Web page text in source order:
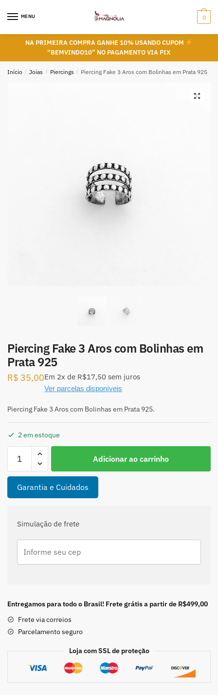
MENU 0
NA PRIMEIRA COMPRA GANHE 10% USANDO CUPOM
“BEMVINDO10” NO PAGAMENTO VIA PIX
Início / Joias / Piercings / Piercing Fake 3 Aros com Bolinhas em Prata 925
Piercing Fake 3 Aros com Bolinhas em
Prata 925
R$ 35,00Em 2x de R$17,50 sem juros
Ver parcelas disponíveis
Piercing Fake 3 Aros com Bolinhas em Prata 925.
2 em estoque
Fake
3
Aros
com
quantidade
Adicionar ao carrinho
Garantia e Cuidados
Simulação de frete
Entregamos para todo o Brasil! Frete grátis a partir de R$499,00
Frete via correios
Parcelamento seguro
Loja com SSL de proteção